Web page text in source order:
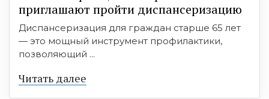
приглашают пройти диспансеризацию
Диспансеризация для граждан старше 65 лет
— это мощный инструмент профилактики,
позволяющий ...
Читать далее